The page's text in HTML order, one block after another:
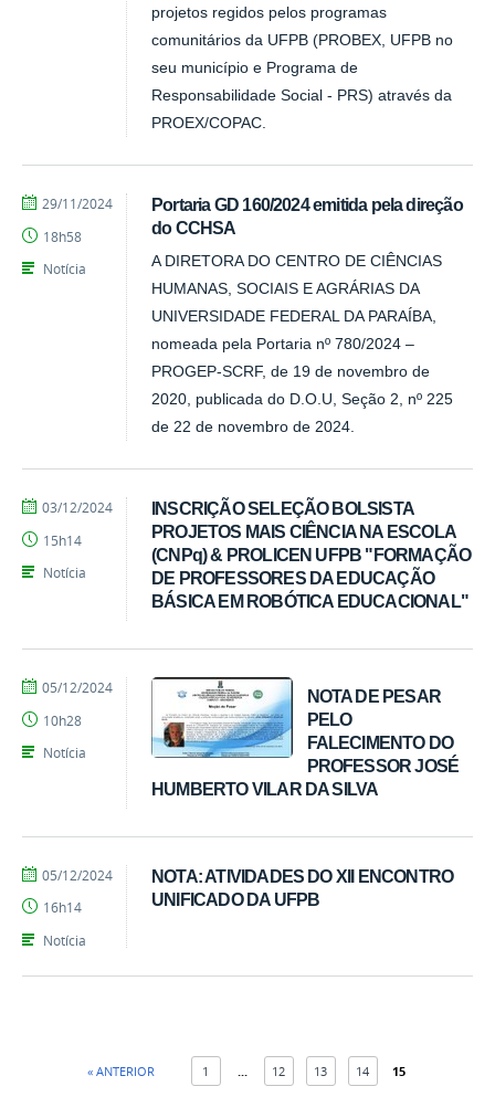
projetos regidos pelos programas
comunitários da UFPB (PROBEX, UFPB no
seu município e Programa de
Responsabilidade Social - PRS) através da
PROEX/COPAC.
Portaria GD 160/2024 emitida pela direção
do CCHSA
A DIRETORA DO CENTRO DE CIÊNCIAS
HUMANAS, SOCIAIS E AGRÁRIAS DA
UNIVERSIDADE FEDERAL DA PARAÍBA,
nomeada pela Portaria nº 780/2024 –
PROGEP-SCRF, de 19 de novembro de
2020, publicada do D.O.U, Seção 2, nº 225
de 22 de novembro de 2024.
por
publicado
29/11/2024
18h58
Notícia
INSCRIÇÃO SELEÇÃO BOLSISTA
PROJETOS MAIS CIÊNCIA NA ESCOLA
(CNPq) & PROLICEN UFPB "FORMAÇÃO
DE PROFESSORES DA EDUCAÇÃO
BÁSICA EM ROBÓTICA EDUCACIONAL"
por
publicado
03/12/2024
15h14
Notícia
NOTA DE PESAR
PELO
FALECIMENTO DO
PROFESSOR JOSÉ
HUMBERTO VILAR DA SILVA
por
publicado
05/12/2024
10h28
Notícia
NOTA: ATIVIDADES DO XII ENCONTRO
UNIFICADO DA UFPB
por
publicado
05/12/2024
16h14
Notícia
« ANTERIOR 1 12 13 14 15